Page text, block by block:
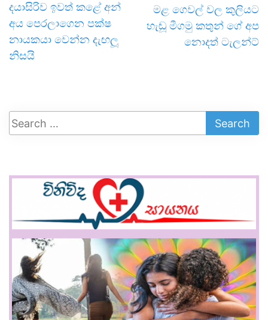
දයාසිරිව ඉවත් කළේ අන්
අය පෙරලාගෙන පක්ෂ
නායකයා වෙන්න දැඟලූ
නිසයි
මළ ගෙවල් වල කුලියට
හැඬූ මීගමු කතුන් ගේ අප
නොදත් ටැලන්ට්